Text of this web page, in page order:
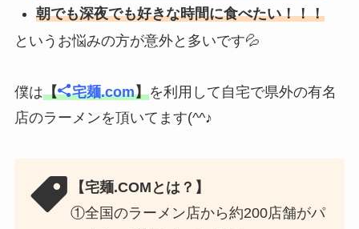
朝でも深夜でも好きな時間に食べたい！！！
というお悩みの方が意外と多いです💦
僕は【 宅麺.com】を利用して自宅で県外の有名
店のラーメンを頂いてます(^^♪
【宅麺.COMとは？】
①全国のラーメン店から約200店舗がパ